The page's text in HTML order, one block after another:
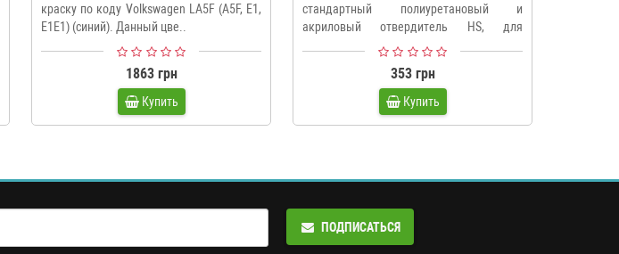
краску по коду Volkswagen LA5F (A5F, E1,
E1E1) (синий). Данный цве..
1863 грн
Купить
стандартный полиуретановый и
акриловый отвердитель HS, для
красок SIMPLEX.Цена ука..
353 грн
Купить
ПОДПИСАТЬСЯ